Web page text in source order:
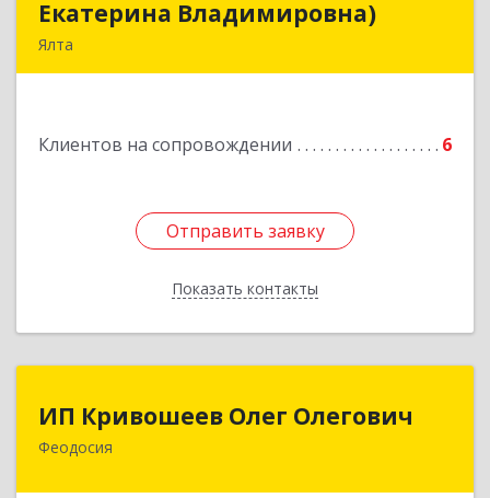
Екатерина Владимировна)
Ялта
Клиентов на сопровождении 6
Отправить заявку
Показать контакты
Екатерина Владимировна)
Отправить заявку
Назад
ИП Кривошеев Олег Олегович
Феодосия